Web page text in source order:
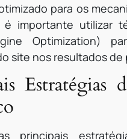
para os
é importante utilizar
Optimization)
site nos resultados de
Estratégias
principais